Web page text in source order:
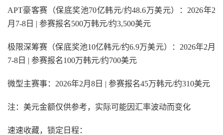
APT豪客赛（保底奖池70亿韩元/约48.6万美元）：2026年2
月7-8日 | 参赛报名500万韩元/约3,500美元
极限深筹赛（保底奖池10亿韩元/约6.9万美元）：2026年2月
7-8日 | 参赛报名100万韩元/约700美元
微型主赛事：2026年2月8日 | 参赛报名45万韩元/约310美元
注：美元金额仅供参考，实际可能因汇率波动而变化
速速收藏，锁定日程：